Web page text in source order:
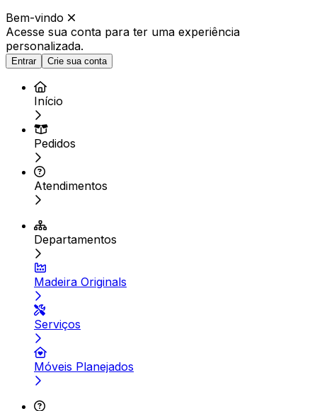
Bem-vindo
Acesse sua conta para ter uma experiência
personalizada.
Entrar Crie sua conta
Início
Pedidos
Atendimentos
Departamentos
Madeira Originals
Serviços
Móveis Planejados